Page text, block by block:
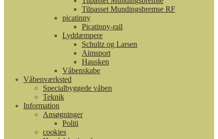
Tilpasset Mundingsbremse RF
picatinny
Picatinny-rail
Lyddæmpere
Schultz og Larsen
Aimsport
Hausken
Våbenskabe
Våbenværksted
Specialbyggede våben
Teknik
Information
Ansøgninger
Politi
cookies